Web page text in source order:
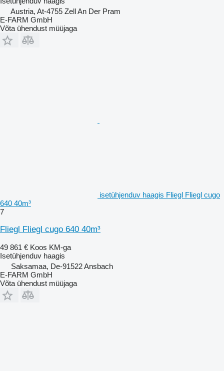
Austria, At-4755 Zell An Der Pram
E-FARM GmbH
Võta ühendust müüjaga
isetühjenduv haagis Fliegl Fliegl cugo
640 40m³
7
Fliegl Fliegl cugo 640 40m³
49 861 € Koos KM-ga
Isetühjenduv haagis
Saksamaa, De-91522 Ansbach
E-FARM GmbH
Võta ühendust müüjaga